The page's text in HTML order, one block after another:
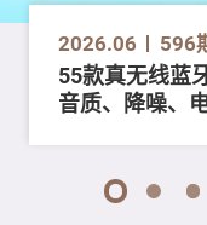
2026.06 596
55款真无线蓝
音质、降噪、
1 2 3